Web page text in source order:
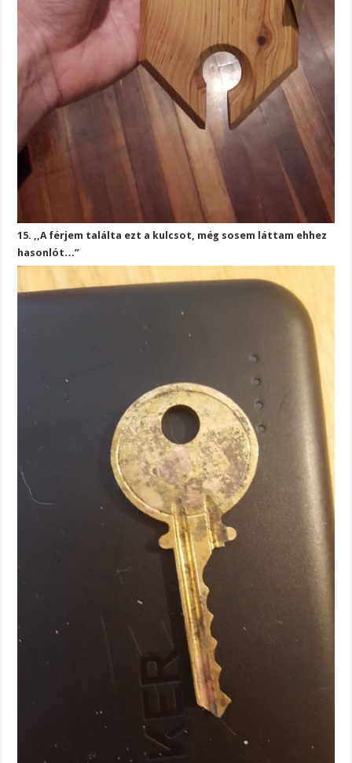
15. ,,A férjem találta ezt a kulcsot, még sosem láttam ehhez
hasonlót…”